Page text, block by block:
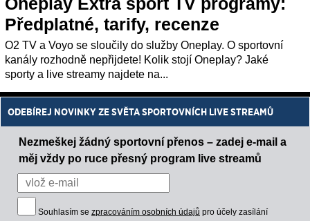
Předplatné, tarify, recenze
O2 TV a Voyo se sloučily do služby Oneplay. O sportovní
kanály rozhodně nepřijdete! Kolik stojí Oneplay? Jaké
sporty a live streamy najdete na...
ODEBÍREJ NOVINKY ZE SVĚTA SPORTOVNÍCH LIVE STREAMŮ
Nezmeškej žádný sportovní přenos – zadej e-mail a
měj vždy po ruce přesný program live streamů
Souhlasím se zpracováním osobních údajů pro účely zasílání